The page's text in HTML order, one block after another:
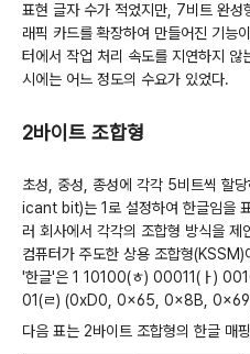
표현 글자 수가 적었지만, 7비트 완성
래픽 카드를 확장하여 만들어진 기
터에서 작업 처리 속도를 지연하지
시에는 어느 정도의 수요가 있었다.
2바이트 조합형
초성, 중성, 종성에 각각 5비트씩 할
icant bit)는 1로 설정하여 한글임을
러 회사에서 각각의 조합형 방식을
컴퓨터가 주도한 상용 조합형
'한글'은 1 10100(ㅎ) 00011(ㅏ)
01(ㄹ) (0xD0, 0x65, 0x8B, 0x69)
다음 표는 2바이트 조합형의 한글 매